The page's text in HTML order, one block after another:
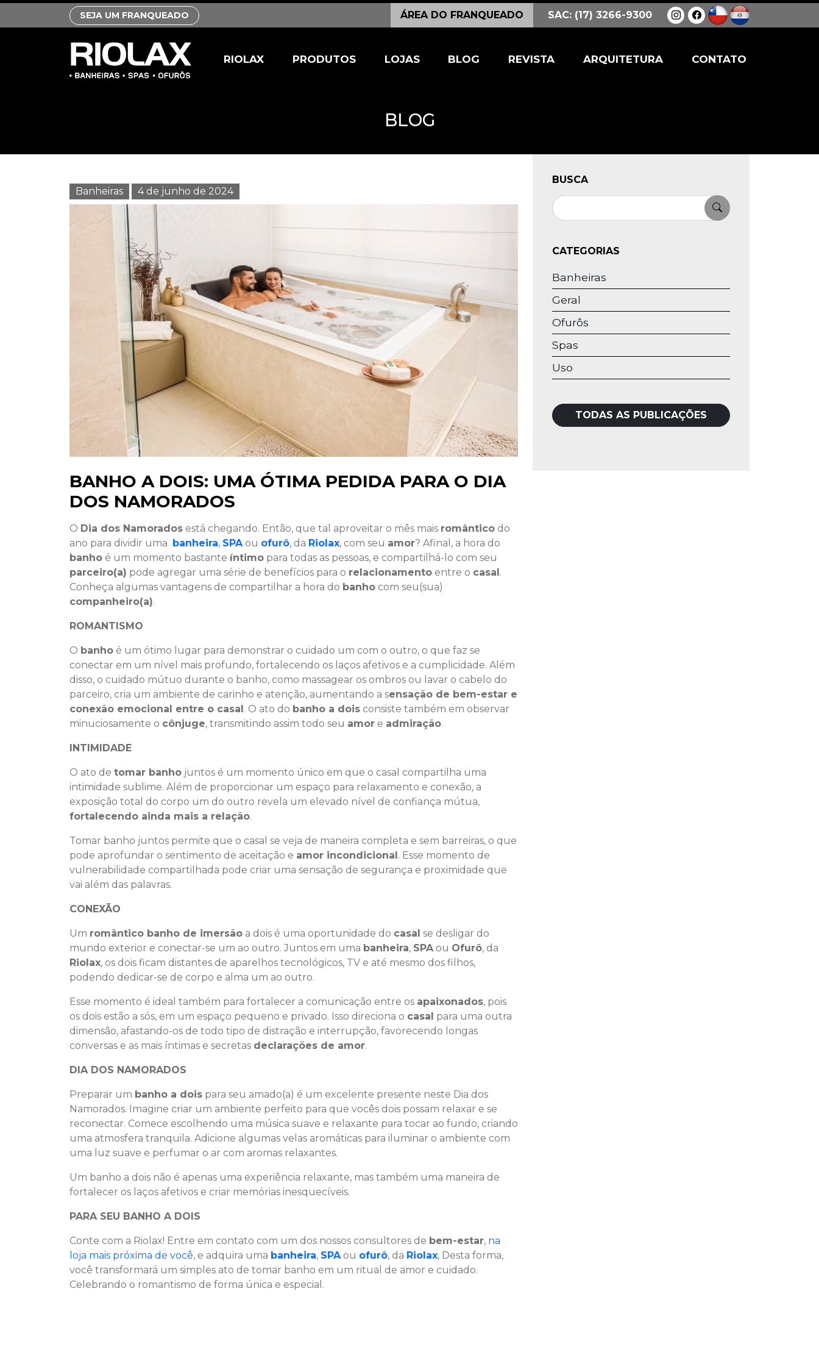
SEJA UM FRANQUEADO ÁREA DO FRANQUEADO SAC: (17) 3266-9300
RIOLAX PRODUTOS LOJAS BLOG REVISTA ARQUITETURA CONTATO
BLOG
Banheiras 4 de junho de 2024
BANHO A DOIS: UMA ÓTIMA PEDIDA PARA O DIA
DOS NAMORADOS
O Dia dos Namorados está chegando. Então, que tal aproveitar o mês mais romântico do
ano para dividir uma banheira, SPAou ofurô, da Riolax, com seu amor? Afinal, a hora do
banho é um momento bastante íntimo para todas as pessoas, e compartilhá-lo com seu
parceiro(a) pode agregar uma série de benefícios para o relacionamento entre o casal.
Conheça algumas vantagens de compartilhar a hora do banho com seu(sua)
companheiro(a).
ROMANTISMO
O banho é um ótimo lugar para demonstrar o cuidado um com o outro, o que faz se
conectar em um nível mais profundo, fortalecendo os laços afetivos e a cumplicidade. Além
disso, o cuidado mútuo durante o banho, como massagear os ombros ou lavar o cabelo do
parceiro, cria um ambiente de carinho e atenção, aumentando a sensação de bem-estar e
conexão emocional entre o casal. O ato do banho a dois consiste também em observar
minuciosamente o cônjuge, transmitindo assim todo seu amor e admiração.
INTIMIDADE
O ato de tomar banho juntos é um momento único em que o casal compartilha uma
intimidade sublime. Além de proporcionar um espaço para relaxamento e conexão, a
exposição total do corpo um do outro revela um elevado nível de confiança mútua,
fortalecendo ainda mais a relação.
Tomar banho juntos permite que o casal se veja de maneira completa e sem barreiras, o que
pode aprofundar o sentimento de aceitação e amor incondicional. Esse momento de
vulnerabilidade compartilhada pode criar uma sensação de segurança e proximidade que
vai além das palavras.
CONEXÃO
Um romântico banho de imersão a dois é uma oportunidade do casal se desligar do
mundo exterior e conectar-se um ao outro. Juntos em uma banheira, SPAou Ofurô, da
Riolax, os dois ficam distantes de aparelhos tecnológicos, TV e até mesmo dos filhos,
podendo dedicar-se de corpo e alma um ao outro.
Esse momento é ideal também para fortalecer a comunicação entre os apaixonados, pois
os dois estão a sós, em um espaço pequeno e privado. Isso direciona o casal para uma outra
dimensão, afastando-os de todo tipo de distração e interrupção, favorecendo longas
conversas e as mais íntimas e secretas declarações de amor.
DIA DOS NAMORADOS
Preparar um banho a dois para seu amado(a) é um excelente presente neste Dia dos
Namorados. Imagine criar um ambiente perfeito para que vocês dois possam relaxar e se
reconectar. Comece escolhendo uma música suave e relaxante para tocar ao fundo, criando
uma atmosfera tranquila. Adicione algumas velas aromáticas para iluminar o ambiente com
uma luz suave e perfumar o ar com aromas relaxantes.
Um banho a dois não é apenas uma experiência relaxante, mas também uma maneira de
fortalecer os laços afetivos e criar memórias inesquecíveis.
PARA SEU BANHO A DOIS
Conte com a Riolax! Entre em contato com um dos nossos consultores de bem-estar, na
loja mais próxima de você, e adquira uma banheira, SPAou ofurô, da Riolax, Desta forma,
você transformará um simples ato de tomar banho em um ritual de amor e cuidado.
Celebrando o romantismo de forma única e especial.
BUSCA
Pesquisar
CATEGORIAS
Banheiras
Geral
Ofurôs
Spas
Uso
TODAS AS PUBLICAÇÕES